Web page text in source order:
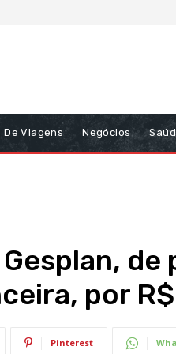
De Viagens Negócios
de
por
Pinterest